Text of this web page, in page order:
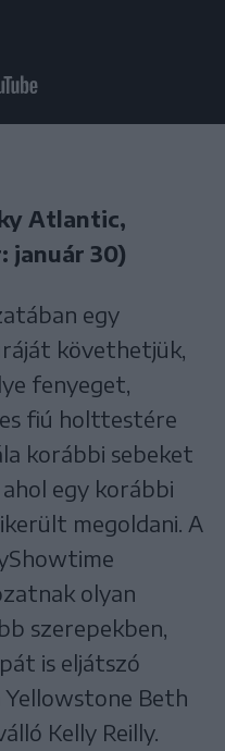
Atlantic,
január 30)
egy
követhetjük,
fenyeget,
fiú holttestére
korábbi sebeket
egy korábbi
megoldani. A
olyan
szerepekben,
is eljátszó
Yellowstone Beth
Kelly Reilly.